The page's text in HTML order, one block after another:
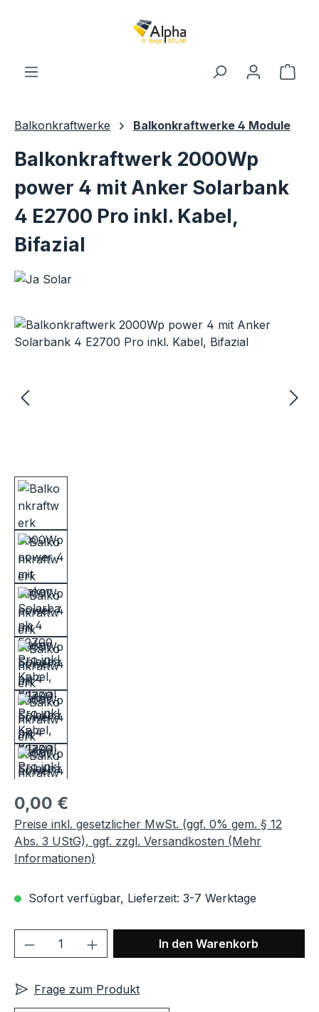
Zum Hauptinhalt springen
Balkonkraftwerke Balkonkraftwerke 4 Module
Balkonkraftwerk 2000Wp
power 4 mit Anker Solarbank
4 E2700 Pro inkl. Kabel,
Bifazial
Bildergalerie überspringen
0,00 €
Preise inkl. gesetzlicher MwSt. (ggf. 0% gem. § 12
Abs. 3 UStG), ggf. zzgl. Versandkosten (Mehr
Informationen)
Sofort verfügbar, Lieferzeit: 3-7 Werktage
Produkt Anzahl: Gib denIn den Warenkorb
Frage zum Produkt